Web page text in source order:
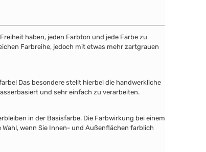
haben, jeden Farbton und jede Farbe zu
Farbreihe, jedoch mit etwas mehr zartgrauen
Das besondere stellt hierbei die handwerkliche
und sehr einfach zu verarbeiten.
in der Basisfarbe. Die Farbwirkung bei einem
wenn Sie Innen- und Außenflächen farblich